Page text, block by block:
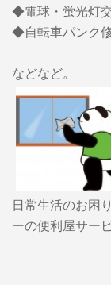
◆電球・蛍光灯
◆自転車パンク
などなど。
日常生活のお困
ーの便利屋サー